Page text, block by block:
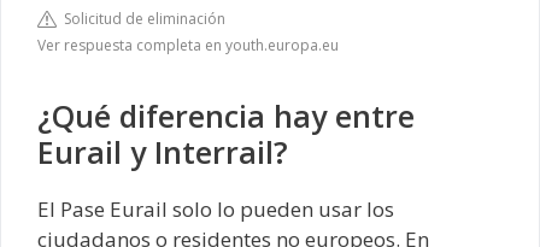
Solicitud de eliminación
Ver respuesta completa en youth.europa.eu
¿Qué diferencia hay entre
Eurail y Interrail?
El Pase Eurail solo lo pueden usar los
ciudadanos o residentes no europeos. En